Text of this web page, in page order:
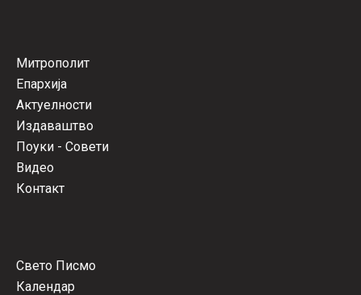
Митрополит
Епархија
Актуелности
Издаваштво
Поуки - Совети
Видео
Контакт
Свето Писмо
Календар